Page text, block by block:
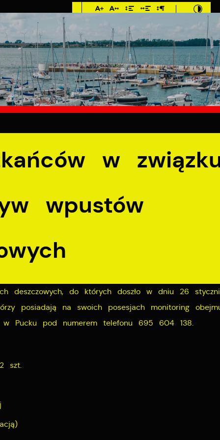
Imieniny: Iza,
Cyprian, Dominik
MIESZKANIEC TURYSTYKA
z kradzieżami pokryw wpustów ulicznych deszczowych
w
wpustów
deszczowych, do których doszło w dniu 26
posiadają na swoich posesjach monitoring
Pucku pod numerem telefonu 695 604 138.
szt.